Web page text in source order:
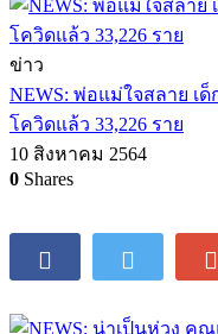
ข่าว
NEWS: พ่อแม่ใจสลาย เ
โควิดแล้ว 33,226 ราย
10 สิงหาคม 2564
0 Shares